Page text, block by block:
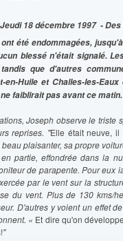
Jeudi 18 décembre 1997 -
été endommagées,
blessé n'était signalé.
tandis que d'autres
en-Huile et Challes-les-
faiblirait pas avant ce matin.
Joseph observe le
reprises. "Elle était neuve,
plaisanter, sa propre
partie, effondrée dans la
de parapente. Pour eux
par le vent sur la
du vent. Plus de 130 kms/
D'autres y voient un effet
« Et dire qu'on
"